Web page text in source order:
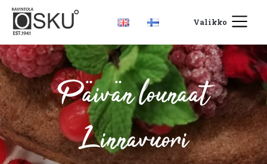
Valikko
Päivän lounaat
Linnavuori